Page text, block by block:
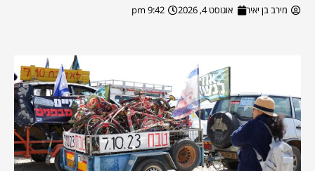
מירב בן יאיר אוגוסט 4, 2026 9:42 pm